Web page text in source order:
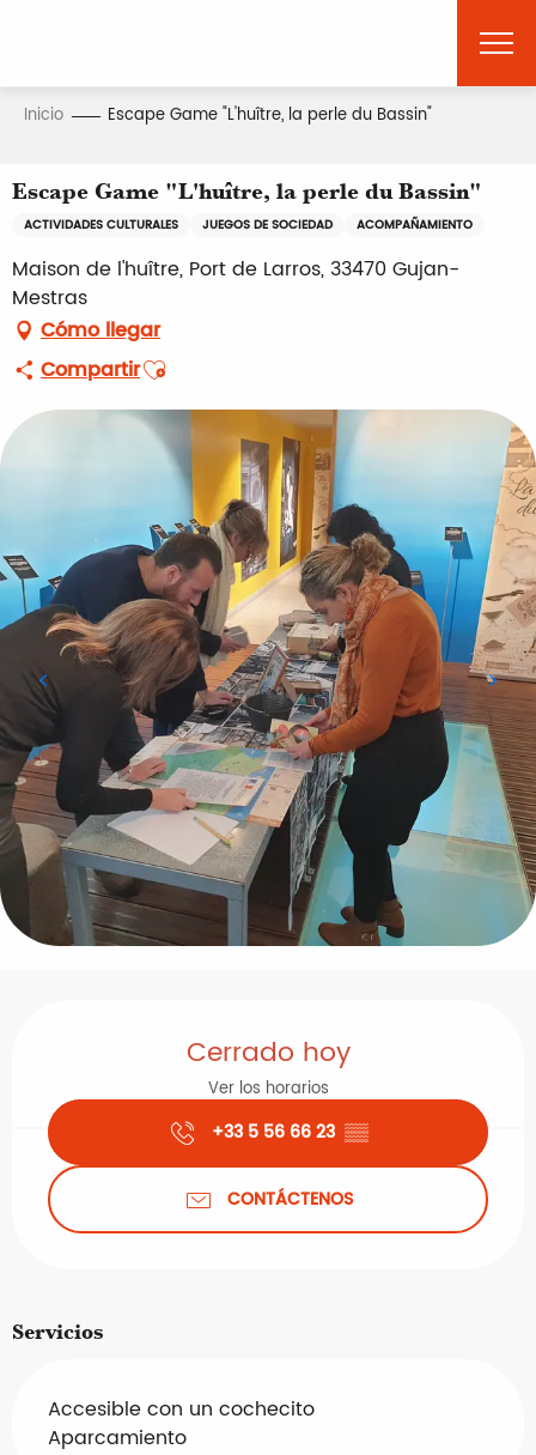
principal
Inicio Escape Game "L'huître, la perle du Bassin"
Escape Game "L'huître, la perle du Bassin"
ACTIVIDADES CULTURALES JUEGOS DE SOCIEDAD ACOMPAÑAMIENTO
Maison de l'huître, Port de Larros, 33470 Gujan-
Mestras
Cómo llegar
CompartirAjouter aux favoris
Cerrado hoy
Ver los horarios
+33 5 56 66 23 ▒▒
CONTÁCTENOS
Servicios
Accesible con un cochecito
Aparcamiento